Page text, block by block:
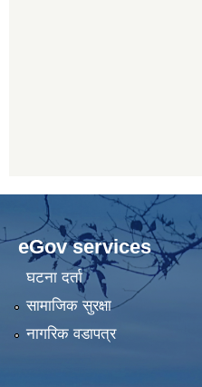
eGov services
घटना दर्ता
सामाजिक सुरक्षा
नागरिक वडापत्र